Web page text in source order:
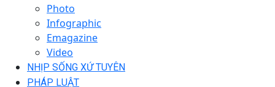
Photo
Infographic
Emagazine
Video
NHỊP SỐNG XỨ TUYÊN
PHÁP LUẬT